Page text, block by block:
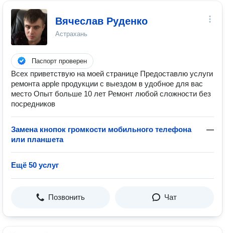
Вячеслав Руденко
Астрахань
Паспорт проверен
Всех приветствую на моей странице Предоставлю услуги
ремонта apple продукции с выездом в удобное для вас
место Опыт больше 10 лет Ремонт любой сложности без
посредников
Замена кнопок громкости мобильного телефона
или планшета
—
Ещё 50 услуг
Позвонить Чат